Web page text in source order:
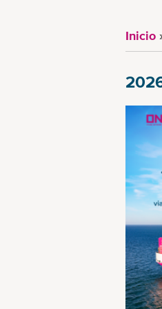
Inicio